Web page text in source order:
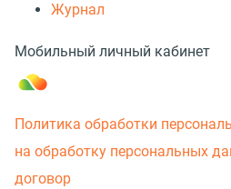
Журнал
Мобильный личный кабинет
Политика обработки
на обработку персональных
договор